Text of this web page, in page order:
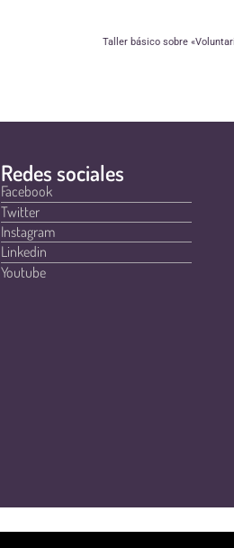
Taller básico sobre
Redes sociales
Facebook
Twitter
Instagram
Linkedin
Youtube